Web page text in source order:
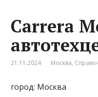
Carrera
21.11.2024 Москва,
город: Москва